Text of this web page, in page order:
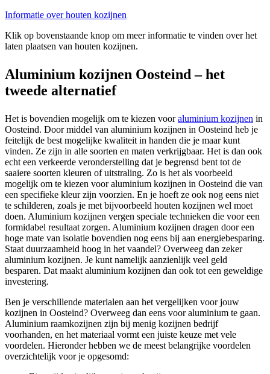
Informatie over houten kozijnen
Klik op bovenstaande knop om meer informatie te vinden over het
laten plaatsen van houten kozijnen.
Aluminium kozijnen Oosteind – het
tweede alternatief
Het is bovendien mogelijk om te kiezen vooraluminium kozijnen in
Oosteind. Door middel van aluminium kozijnen in Oosteind heb je
feitelijk de best mogelijke kwaliteit in handen die je maar kunt
vinden. Ze zijn in alle soorten en maten verkrijgbaar. Het is dan ook
echt een verkeerde veronderstelling dat je begrensd bent tot de
saaiere soorten kleuren of uitstraling. Zo is het als voorbeeld
mogelijk om te kiezen voor aluminium kozijnen in Oosteind die van
een specifieke kleur zijn voorzien. En je hoeft ze ook nog eens niet
te schilderen, zoals je met bijvoorbeeld houten kozijnen wel moet
doen. Aluminium kozijnen vergen speciale technieken die voor een
formidabel resultaat zorgen. Aluminium kozijnen dragen door een
hoge mate van isolatie bovendien nog eens bij aan energiebesparing.
Staat duurzaamheid hoog in het vaandel? Overweeg dan zeker
aluminium kozijnen. Je kunt namelijk aanzienlijk veel geld
besparen. Dat maakt aluminium kozijnen dan ook tot een geweldige
investering.
Ben je verschillende materialen aan het vergelijken voor jouw
kozijnen in Oosteind? Overweeg dan eens voor aluminium te gaan.
Aluminium raamkozijnen zijn bij menig kozijnen bedrijf
voorhanden, en het materiaal vormt een juiste keuze met vele
voordelen. Hieronder hebben we de meest belangrijke voordelen
overzichtelijk voor je opgesomd: